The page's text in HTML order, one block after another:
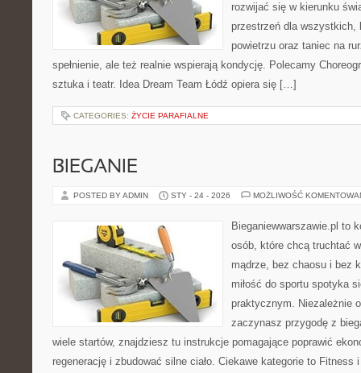
rozwijać się w kierunku
przestrzeń dla
powietrzu oraz taniec na
spełnienie, ale też realnie wspierają kondycję. Polecamy
sztuka i teatr. Idea Dream Team Łódź opiera się […]
CATEGORIES: ŻYCIE PARAFIALNE
BIEGANIE
POSTED BY ADMIN STY - 24 - 2026 MOŻLIWOŚĆ
Bieganiewwarszawie.pl to
osób, które chcą truchtać
mądrze, bez chaosu i bez
miłość do sportu spotyka
praktycznym. Niezależnie
zaczynasz przygodę z
wiele startów, znajdziesz tu instrukcje pomagające poprawić
regenerację i zbudować silne ciało. Ciekawe kategorie to Fitness